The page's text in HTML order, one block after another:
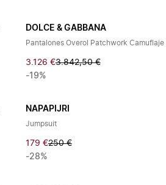
DOLCE & GABBANA
Pantalones Overol Patchwork Camuflaje
3.126 €3.842,50 €
-19%
NAPAPIJRI
Jumpsuit
179 €250 €
-28%